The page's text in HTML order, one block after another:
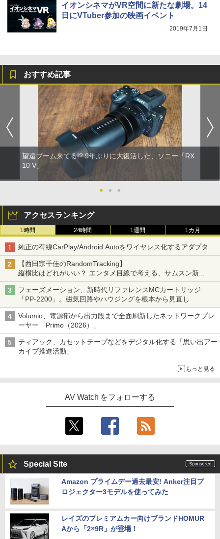
イオンシネマがVR空間に新たな劇場。14
日にVTuber参加の映画イベント
2019年7月1日
おすすめ記事
望遠ブーム来てる!? 9年ぶりに大復活した、ソニー「RX
10 V」
● ● ●
アクセスランキング
1時間 24時間 1週間 1カ月
純正の有線CarPlay/Android Autoをワイヤレス化するアダプタ
【西田宗千佳のRandomTracking】
縦横比はどれがいい？ エンタメ目線で考える、サムスン新
「Galaxy Z Fold」
フェーズメーション、新時代リファレンスMCカートリッジ
「PP-2200」。磁気回路やハウジングを根本から見直し
Volumio、電源部から出力段まで全面刷新したネットワークプレ
ーヤー「Primo（2026）」
ティアック、カセットテープなどをデジタル化する「思い出アー
カイブ推進活動」
もっと見る
AV Watch をフォローする
Special Site
Amazon プライムデー過去最安! Anker注目プ
ロジェクター3モデルを使ってみた
レイズのプレミアムカー向けブランドHOMUR
Aから「2×9R」が登場！